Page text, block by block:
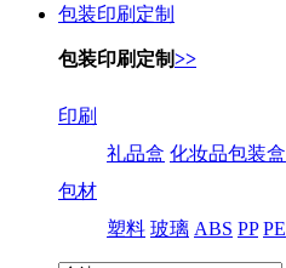
包装印刷定制
包装印刷定制>>
印刷
礼品盒 化妆品包装盒
包材
塑料 玻璃 ABS PP PE